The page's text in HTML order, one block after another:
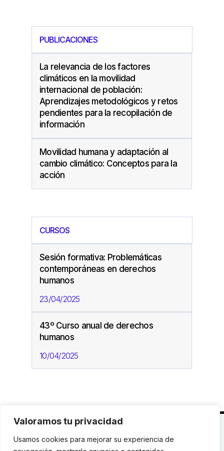
Valoramos tu privacidad
Usamos cookies para mejorar su experiencia de
PUBLICACIONES
La relevancia de los factores
climáticos en la movilidad
internacional de población:
Aprendizajes metodológicos y retos
pendientes para la recopilación de
información
Movilidad humana y adaptación al
cambio climático: Conceptos para la
acción
CURSOS
Sesión formativa: Problemáticas
contemporáneas en derechos
humanos
23/04/2025
43º Curso anual de derechos
humanos
10/04/2025
C. Avinyó 44, 2n | 08002 Barcelona |
T.: +34 93
119 03 72|institut@idhc.org